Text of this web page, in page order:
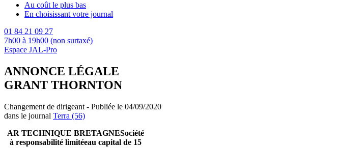
Au coût le plus bas
En choisissant votre journal
01 84 21 09 27
7h00 à 19h00 (non surtaxé)
Espace JAL-Pro
ANNONCE LÉGALE
GRANT THORNTON
Changement de dirigeant - Publiée le 04/09/2020
dans le journal Terra (56)
AR TECHNIQUE BRETAGNESociété
à responsabilité limitéeau capital de 15